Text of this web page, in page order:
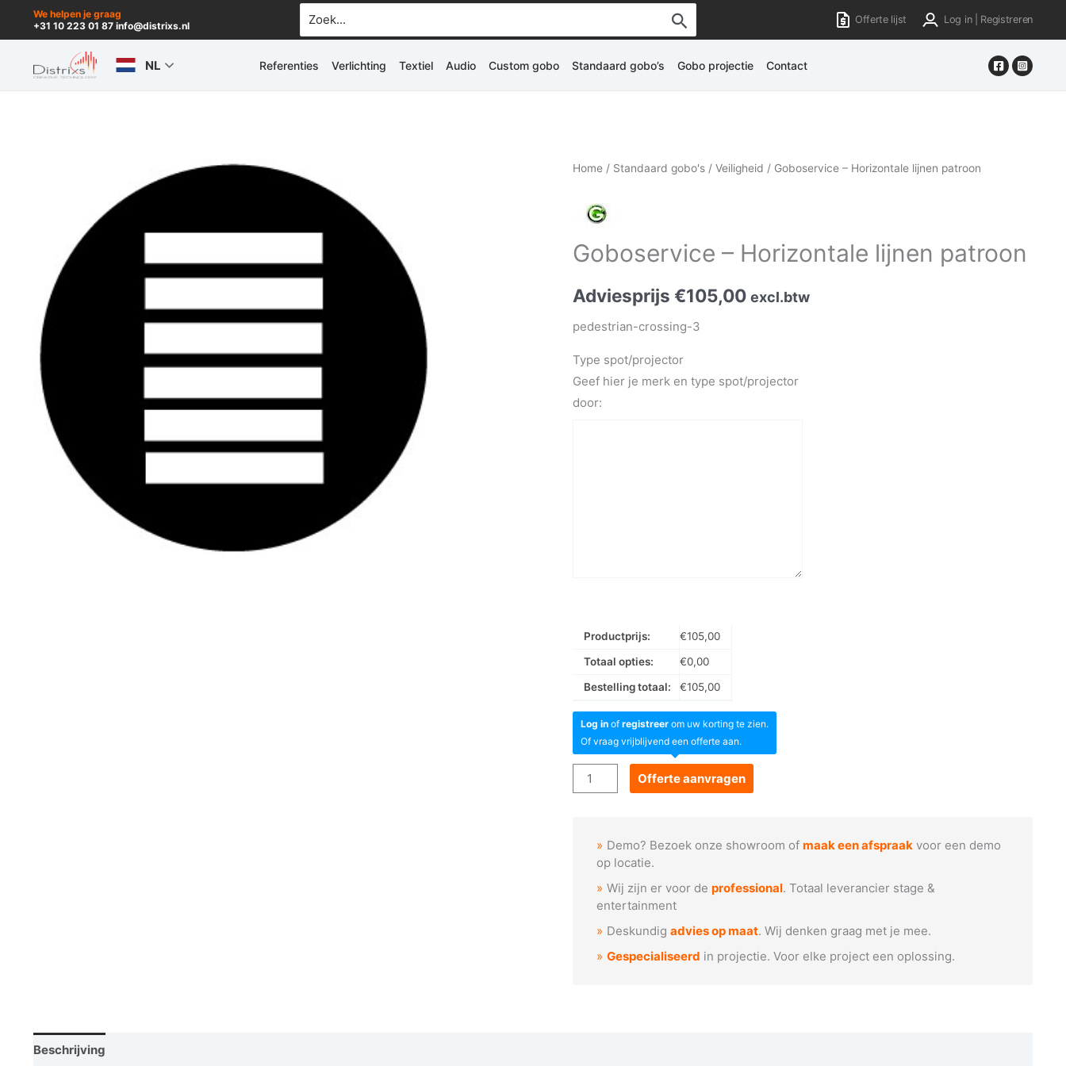
inhoud
We helpen je graag
+31 10 223 01 87 info@distrixs.nl
Zoek
naar:
Offerte lijst Log in | Registreren
NL Referenties Verlichting Textiel Audio Custom gobo Standaard gobo’s Gobo projectie Contact
Home / Standaard gobo's /Veiligheid / Goboservice – Horizontale lijnen patroon
Goboservice – Horizontale lijnen patroon
Adviesprijs€105,00 excl.btw
pedestrian-crossing-3
Type spot/projector
Geef hier je merk en type spot/projector
door:
Productprijs: €105,00
Totaal opties:
€0,00
Bestelling totaal:
€105,00
Log in ofregistreer om uw korting te zien.
Of vraag vrijblijvend een offerte aan.
Goboservice
-
patroon
Offerte aanvragen
Demo? Bezoek onze showroom ofmaak een afspraak voor een demo
op locatie.
Wij zijn er voor deprofessional. Totaal leverancier stage &
entertainment
Deskundigadvies op maat. Wij denken graag met je mee.
Gespecialiseerd in projectie. Voor elke project een oplossing.
Beschrijving